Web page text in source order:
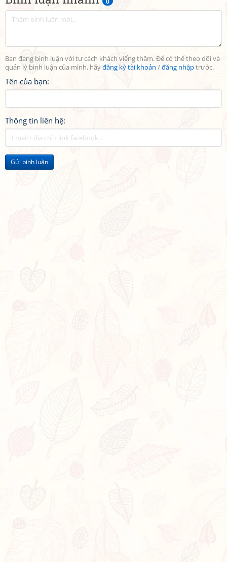
Bạn đang bình luận với tư cách khách viếng thăm. Để có thể theo dõi và
quản lý bình luận của mình, hãyđăng ký tài khoản /đăng nhậptrước.
Tên của bạn:
Thông tin liên hệ:
Gửi bình luận